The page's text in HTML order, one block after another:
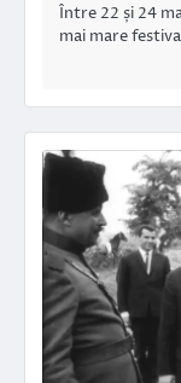
Între 22 și 24
mai mare